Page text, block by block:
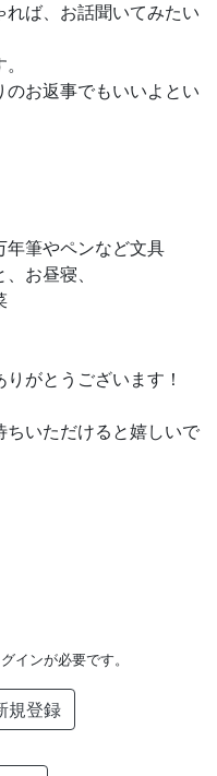
ば、お話聞いてみたい
お返事でもいいよとい
年筆やペンなど文具
お昼寝、
がとうございます！
いただけると嬉しいで
インが必要です。
規登録